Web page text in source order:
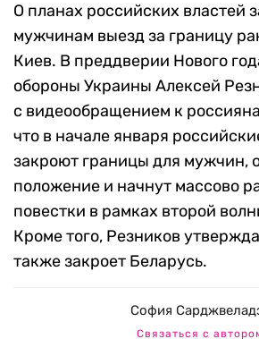
О планах российских властей
мужчинам выезд за границу
Киев. В преддверии Нового
обороны Украины Алексей
с видеообращением к
что в начале января
закроют границы для мужчин,
положение и начнут массово
повестки в рамках второй
Кроме того, Резников
также закроет Беларусь.
София
Связаться с